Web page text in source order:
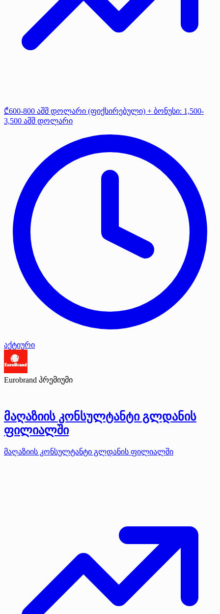
₾600-800 აშშ დოლარი (ფიქსირებული) + ბონუსი: 1,500-
3,500 აშშ დოლარი
აქტიური
Eurobrand პრემიუმი
მაღაზიის კონსულტანტი გლდანის
ფილიალში
მაღაზიის კონსულტანტი გლდანის ფილიალში